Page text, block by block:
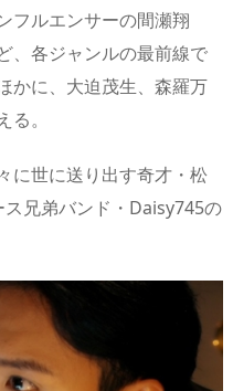
フルエンサーの間瀬翔
、各ジャンルの最前線で
かに、大迫茂生、森羅万
。
に世に送り出す奇才・松
兄弟バンド・Daisy745の